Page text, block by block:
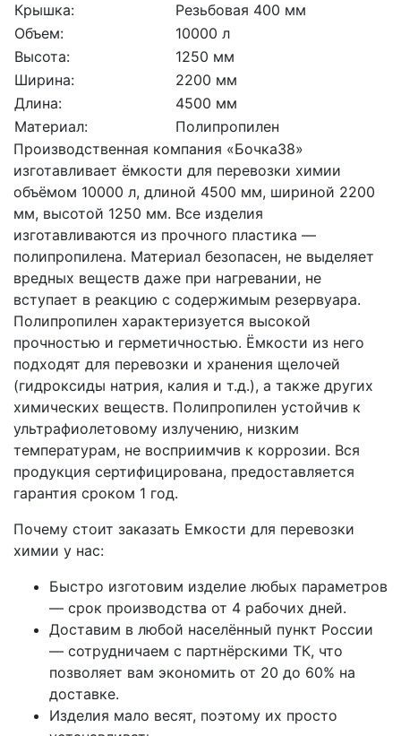
Крышка:
Резьбовая 400 мм
Объем:
10000 л
Высота:
1250 мм
Ширина:
2200 мм
Длина:
4500 мм
Материал:
Полипропилен
Производственная компания «Бочка38»
изготавливает ёмкости для перевозки химии
объёмом 10000 л, длиной 4500 мм, шириной 2200
мм, высотой 1250 мм. Все изделия
изготавливаются из прочного пластика —
полипропилена. Материал безопасен, не выделяет
вредных веществ даже при нагревании, не
вступает в реакцию с содержимым резервуара.
Полипропилен характеризуется высокой
прочностью и герметичностью. Ёмкости из него
подходят для перевозки и хранения щелочей
(гидроксиды натрия, калия и т.д.), а также других
химических веществ. Полипропилен устойчив к
ультрафиолетовому излучению, низким
температурам, не восприимчив к коррозии. Вся
продукция сертифицирована, предоставляется
гарантия сроком 1 год.
Почему стоит заказать Емкости для перевозки
химии у нас:
Быстро изготовим изделие любых параметров
— срок производства от 4 рабочих дней.
Доставим в любой населённый пункт России
— сотрудничаем с партнёрскими ТК, что
позволяет вам экономить от 20 до 60% на
доставке.
Изделия мало весят, поэтому их просто